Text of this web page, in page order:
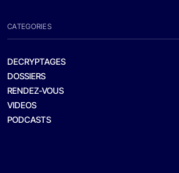
CATEGORIES
DECRYPTAGES
DOSSIERS
RENDEZ-VOUS
VIDEOS
PODCASTS